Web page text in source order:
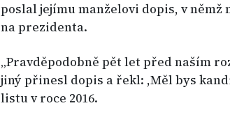
poslal jejímu manželovi dopis, v
na prezidenta.
„Pravděpodobně pět let před naším
jiný přinesl dopis a řekl: ,Měl bys
listu v roce 2016.